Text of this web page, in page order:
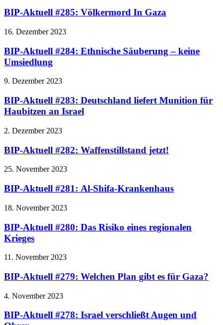
BIP-Aktuell #285: Völkermord In Gaza
16. Dezember 2023
BIP-Aktuell #284: Ethnische Säuberung – keine
Umsiedlung
9. Dezember 2023
BIP-Aktuell #283: Deutschland liefert Munition für
Haubitzen an Israel
2. Dezember 2023
BIP-Aktuell #282: Waffenstillstand jetzt!
25. November 2023
BIP-Aktuell #281: Al-Shifa-Krankenhaus
18. November 2023
BIP-Aktuell #280: Das Risiko eines regionalen
Krieges
11. November 2023
BIP-Aktuell #279: Welchen Plan gibt es für Gaza?
4. November 2023
BIP-Aktuell #278: Israel verschließt Augen und